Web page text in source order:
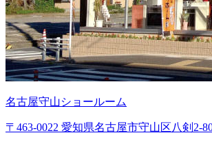
名古屋守山ショールーム
〒463-0022 愛知県名古屋市守山区八剣2-